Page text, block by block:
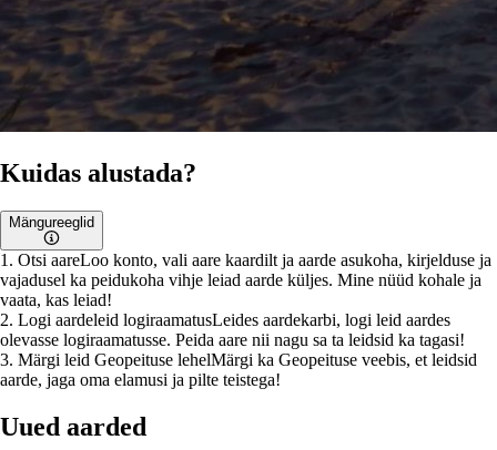
Kuidas alustada?
Mängureeglid
1 . Otsi aareLoo konto, vali aare kaardilt ja aarde asukoha, kirjelduse ja
vajadusel ka peidukoha vihje leiad aarde küljes. Mine nüüd kohale ja
vaata, kas leiad!
2. Logi aardeleid logiraamatusLeides aardekarbi, logi leid aardes
olevasse logiraamatusse. Peida aare nii nagu sa ta leidsid ka tagasi!
3. Märgi leid Geopeituse lehelMärgi ka Geopeituse veebis, et leidsid
aarde, jaga oma elamusi ja pilte teistega!
Uued aarded